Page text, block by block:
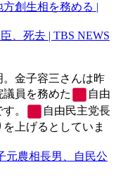
創生相を務める |
、死去 | TBS NEWS
金子容三さんは昨
員を務めた
自由
。 自由民主党長
上げるとしていま
農相長男、自民公